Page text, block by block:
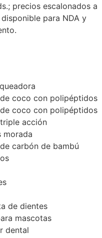
precios escalonados a
para NDA y
coco con polipéptidos
coco con polipéptidos
acción
morada
carbón de bambú
de dientes
mascotas
dental